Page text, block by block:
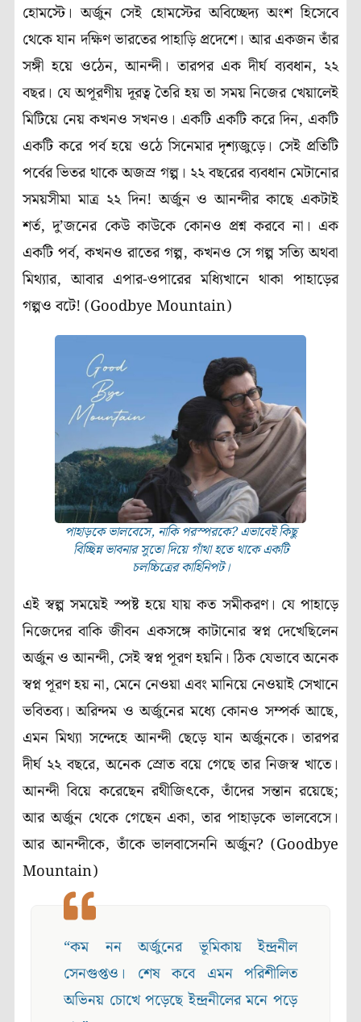
হোমস্টে। অর্জুন সেই হোমস্টের অবিচ্ছেদ্য অংশ হিসেবে
থেকে যান দক্ষিণ ভারতের পাহাড়ি প্রদেশে। আর একজন তাঁর
সঙ্গী হয়ে ওঠেন, আনন্দী। তারপর এক দীর্ঘ ব্যবধান, ২২
বছর। যে অপূরণীয় দূরত্ব তৈরি হয় তা সময় নিজের খেয়ালেই
মিটিয়ে নেয় কখনও সখনও। একটি একটি করে দিন, একটি
একটি করে পর্ব হয়ে ওঠে সিনেমার দৃশ্যজুড়ে। সেই প্রতিটি
পর্বের ভিতর থাকে অজস্র গল্প। ২২ বছরের ব্যবধান মেটানোর
সময়সীমা মাত্র ২২ দিন! অর্জুন ও আনন্দীর কাছে একটাই
শর্ত, দু’জনের কেউ কাউকে কোনও প্রশ্ন করবে না। এক
একটি পর্ব, কখনও রাতের গল্প, কখনও সে গল্প সত্যি অথবা
মিথ্যার, আবার এপার-ওপারের মধ্যিখানে থাকা পাহাড়ের
গল্পও বটে! (Goodbye Mountain)
পাহাড়কে ভালবেসে, নাকি পরস্পরকে? এভাবেই কিছু
বিচ্ছিন্ন ভাবনার সুতো দিয়ে গাঁথা হতে থাকে একটি
চলচ্চিত্রের কাহিনিপট।
এই স্বল্প সময়েই স্পষ্ট হয়ে যায় কত সমীকরণ। যে পাহাড়ে
নিজেদের বাকি জীবন একসঙ্গে কাটানোর স্বপ্ন দেখেছিলেন
অর্জুন ও আনন্দী, সেই স্বপ্ন পূরণ হয়নি। ঠিক যেভাবে অনেক
স্বপ্ন পূরণ হয় না, মেনে নেওয়া এবং মানিয়ে নেওয়াই সেখানে
ভবিতব্য। অরিন্দম ও অর্জুনের মধ্যে কোনও সম্পর্ক আছে,
এমন মিথ্যা সন্দেহে আনন্দী ছেড়ে যান অর্জুনকে। তারপর
দীর্ঘ ২২ বছরে, অনেক স্রোত বয়ে গেছে তার নিজস্ব খাতে।
আনন্দী বিয়ে করেছেন রথীজিৎকে, তাঁদের সন্তান রয়েছে;
আর অর্জুন থেকে গেছেন একা, তার পাহাড়কে ভালবেসে।
আর আনন্দীকে, তাঁকে ভালবাসেননি অর্জুন? (Goodbye
Mountain)
“কম নন অর্জুনের ভূমিকায় ইন্দ্রনীল
সেনগুপ্তও। শেষ কবে এমন পরিশীলিত
অভিনয় চোখে পড়েছে ইন্দ্রনীলের মনে পড়ে